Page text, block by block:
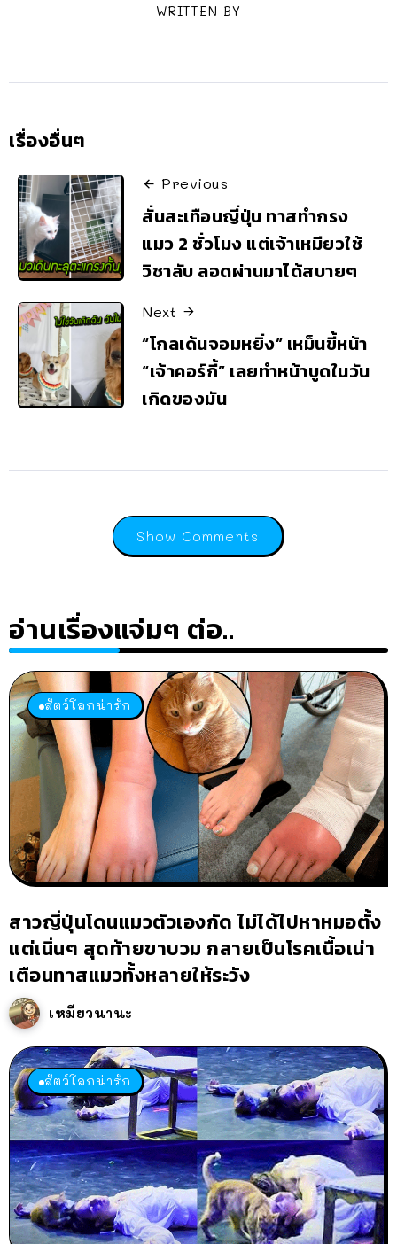
WRITTEN BY
เรื่องอื่นๆ
Previous
สั่นสะเทือนญี่ปุ่น ทาสทำกรง
แมว 2 ชั่วโมง แต่เจ้าเหมียวใช้
วิชาลับ ลอดผ่านมาได้สบายๆ
Next
“โกลเด้นจอมหยิ่ง” เหม็นขี้หน้า
“เจ้าคอร์กี้” เลยทำหน้าบูดในวัน
เกิดของมัน
Show Comments
อ่านเรื่องแจ่มๆ ต่อ..
สัตว์โลกน่ารัก
สาวญี่ปุ่นโดนแมวตัวเองกัด ไม่ได้ไปหาหมอตั้ง
แต่เนิ่นๆ สุดท้ายขาบวม กลายเป็นโรคเนื้อเน่า
เตือนทาสแมวทั้งหลายให้ระวัง
เหมียวนานะ
สัตว์โลกน่ารัก